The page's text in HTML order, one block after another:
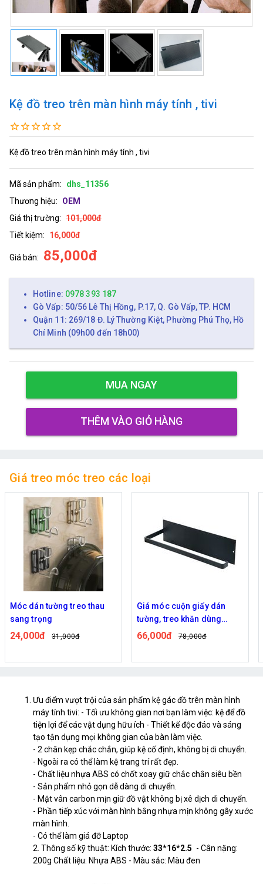
Kệ đồ treo trên màn hình máy tính , tivi
Kệ đồ treo trên màn hình máy tính , tivi
Mã sản phẩm:
dhs_11356
Thương hiệu:
OEM
Giá thị trường: 101,000đ
Tiết kiệm:
16,000đ
Giá bán: 85,000đ
Hotline: 0978 393 187
Gò Vấp: 50/56 Lê Thị Hồng, P.17, Q. Gò Vấp, TP. HCM
Quận 11: 269/18 Đ. Lý Thường Kiệt, Phường Phú Thọ, Hồ
Chí Minh (09h00 đến 18h00)
MUA NGAY
THÊM VÀO GIỎ HÀNG
Giá treo móc treo các loại
Móc dán tường treo thau
sang trọng
24,000đ 31,000đ
Giá móc cuộn giấy dán
tường, treo khăn dùng
trong nhà bếp, phòng tắm
66,000đ 78,000đ
Ưu điểm vượt trội của sản phẩm kệ gác đồ trên màn hình
máy tính tivi: - Tối ưu không gian nơi bạn làm việc: kệ để đồ
tiện lợi để các vật dụng hữu ích - Thiết kế độc đáo và sáng
tạo tận dụng mọi không gian của bàn làm việc.
- 2 chân kẹp chắc chắn, giúp kệ cố định, không bị di chuyển.
- Ngoài ra có thể làm kệ trang trí rất đẹp.
- Chất liệu nhựa ABS có chốt xoay giữ chắc chắn siêu bền
- Sản phẩm nhỏ gọn dễ dàng di chuyển.
- Mặt vân carbon mịn giữ đồ vật không bị xê dịch di chuyển.
- Phần tiếp xúc với màn hình bằng nhựa mịn không gây xước
màn hình.
- Có thể làm giá đỡ Laptop
2. Thông số kỹ thuật: Kích thước: 33*16*2.5 - Cân nặng:
200g Chất liệu: Nhựa ABS - Màu sắc: Màu đen